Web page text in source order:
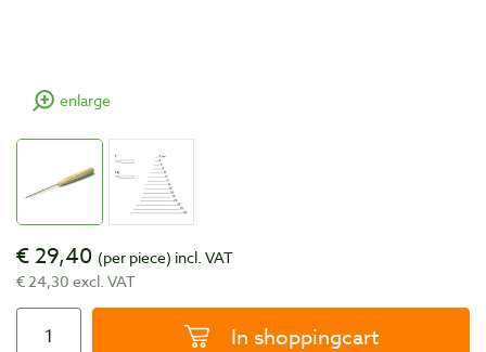
enlarge
€ 29,40 (per piece) incl. VAT
€ 24,30 excl. VAT
In shoppingcart